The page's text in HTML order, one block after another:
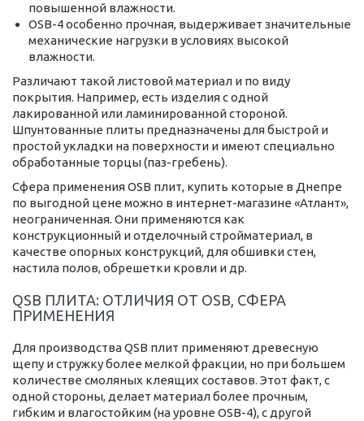
повышенной влажности.
OSB-4 особенно прочная, выдерживает значительные
механические нагрузки в условиях высокой
влажности.
Различают такой листовой материал и по виду
покрытия. Например, есть изделия с одной
лакированной или ламинированной стороной.
Шпунтованные плиты предназначены для быстрой и
простой укладки на поверхности и имеют специально
обработанные торцы (паз-гребень).
Сфера применения OSB плит, купить которые в Днепре
по выгодной цене можно в интернет-магазине «Атлант»,
неограниченная. Они применяются как
конструкционный и отделочный стройматериал, в
качестве опорных конструкций, для обшивки стен,
настила полов, обрешетки кровли и др.
QSB ПЛИТА: ОТЛИЧИЯ ОТ OSB, СФЕРА
ПРИМЕНЕНИЯ
Для производства QSB плит применяют древесную
щепу и стружку более мелкой фракции, но при большем
количестве смоляных клеящих составов. Этот факт, с
одной стороны, делает материал более прочным,
гибким и влагостойким (на уровне OSB-4), с другой